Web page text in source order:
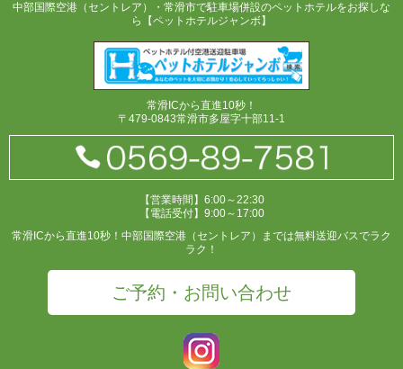
中部国際空港（セントレア）・常滑市で駐車場併設のペットホテルをお探しな
ら【ペットホテルジャンボ】
常滑ICから直進10秒！
〒479-0843常滑市多屋字十部11-1
【営業時間】6:00～22:30
【電話受付】9:00～17:00
常滑ICから直進10秒！中部国際空港（セントレア）までは無料送迎バスでラク
ラク！
ご予約・お問い合わせ